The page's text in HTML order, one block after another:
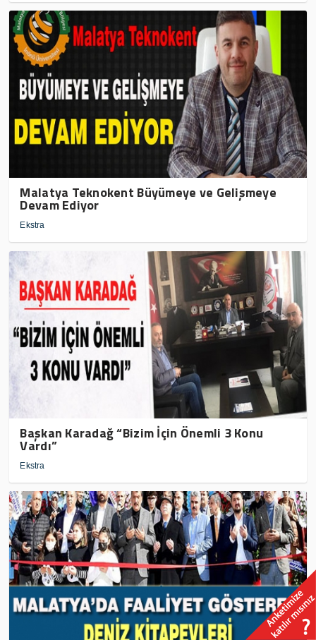
Malatya Teknokent Büyümeye ve Gelişmeye
Devam Ediyor
Ekstra
Başkan Karadağ “Bizim İçin Önemli 3 Konu
Vardı”
Ekstra